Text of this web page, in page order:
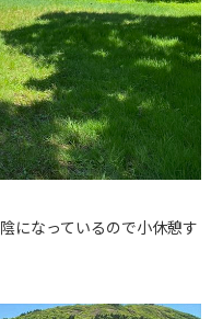
になっているので小休憩す